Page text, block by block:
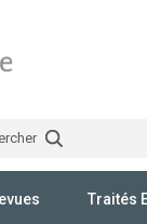
Traités